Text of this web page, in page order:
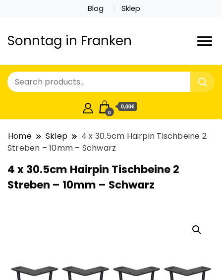
Blog Sklep
Sonntag in Franken
0
0,00€
Home Sklep
4 x 30.5cm Hairpin Tischbeine 2
Streben – 10mm – Schwarz
4 x 30.5cm Hairpin Tischbeine 2
Streben – 10mm – Schwarz